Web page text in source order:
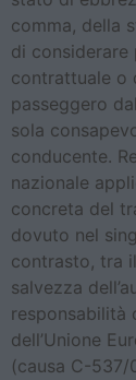
comma, della
di
contrattuale o
passeggero
sola
conducente.
nazionale
concreta del
dovuto nel
contrasto, tra
salvezza
responsabilità
dell’Unione
(causa C-